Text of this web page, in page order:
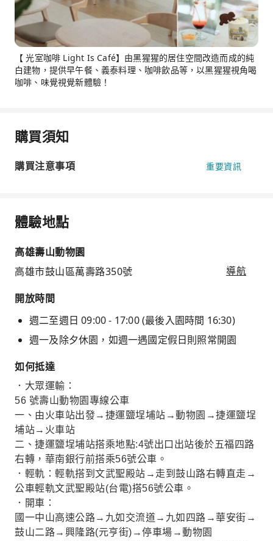
【 光室咖啡 Light Is Café】由黑猩猩的居住空間改造而成的純
白建物，提供早午餐、義泰料理、咖啡飲品等，以黑猩猩視角喝
咖啡、味覺視覺新體驗！
購買須知
購買注意事項 重要資訊
體驗地點
高雄壽山動物園
高雄市鼓山區萬壽路350號
導航
開放時間
週二至週日 09:00 - 17:00 (最後入園時間 16:30)
週一及除夕休園，如週一遇國定假日則照常開園
如何抵達
．大眾運輸：
56 號壽山動物園專線公車
一、由火車站出發→捷運鹽埕埔站→動物園→捷運鹽埕
埔站→火車站
二、捷運鹽埕埔站搭乘地點:4號出口出站後於五福四路
右轉，華南銀行前搭乘56號公車。
．輕軌：輕軌搭到文武聖殿站→走到鼓山路右轉直走→
公車輕軌文武聖殿站(台電)搭56號公車。
．開車：
國一中山高速公路→九如交流道→九如四路→華安街→
鼓山二路→興隆路(元亨街)→停車場→動物園